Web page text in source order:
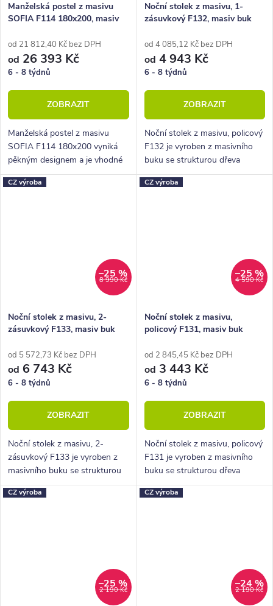
Manželská postel z masivu
SOFIA F114 180x200, masiv
od 21 812,40 Kč bez DPH
od 26 393 Kč
6 - 8 týdnů
ZOBRAZIT
Manželská postel z masivu
SOFIA F114 180x200 vyniká
pěkným designem a je vhodné
umístit ji do jakékoli stylové
ložnice.
Noční stolek z masivu, 1-
zásuvkový F132, masiv buk
od 4 085,12 Kč bez DPH
od 4 943 Kč
6 - 8 týdnů
ZOBRAZIT
Noční stolek z masivu, policový
F132 je vyroben z masivního
buku se strukturou dřeva
moderního parketového
designu zvaného cink.
CZ výroba
8 990 Kč
–25 %
Noční stolek z masivu, 2-
zásuvkový F133, masiv buk
od 5 572,73 Kč bez DPH
od 6 743 Kč
6 - 8 týdnů
ZOBRAZIT
Noční stolek z masivu, 2-
zásuvkový F133 je vyroben z
masivního buku se strukturou
dřeva moderního parketového
designu zvaného cink.
CZ výroba
4 590 Kč
–25 %
Noční stolek z masivu,
policový F131, masiv buk
od 2 845,45 Kč bez DPH
od 3 443 Kč
6 - 8 týdnů
ZOBRAZIT
Noční stolek z masivu, policový
F131 je vyroben z masivního
buku se strukturou dřeva
moderního parketového
designu zvaného cink.
CZ výroba
2 190 Kč
–25 %
CZ výroba
2 190 Kč
–24 %